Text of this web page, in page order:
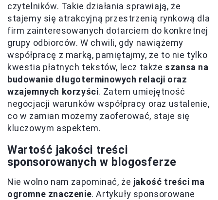
czytelników. Takie działania sprawiają, że
stajemy się atrakcyjną przestrzenią rynkową dla
firm zainteresowanych dotarciem do konkretnej
grupy odbiorców. W chwili, gdy nawiążemy
współpracę z marką, pamiętajmy, że to nie tylko
kwestia płatnych tekstów, lecz także szansa na
budowanie długoterminowych relacji oraz
wzajemnych korzyści. Zatem umiejętność
negocjacji warunków współpracy oraz ustalenie,
co w zamian możemy zaoferować, staje się
kluczowym aspektem.
Wartość jakości treści
sponsorowanych w blogosferze
Nie wolno nam zapominać, że jakość treści ma
ogromne znaczenie. Artykuły sponsorowane